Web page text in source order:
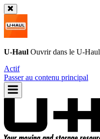
U-Haul Ouvrir dans le U-Haul
Actif
Passer au contenu principal